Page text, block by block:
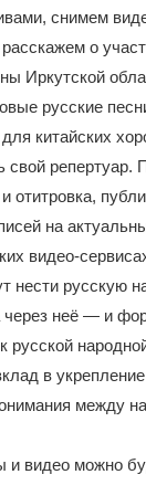
снимем
о
Иркутской
русские
китайских
свой репертуар.
отитровка,
на
видео-
нести русскую
через неё — и
русской
в укрепление
между
и видео можно